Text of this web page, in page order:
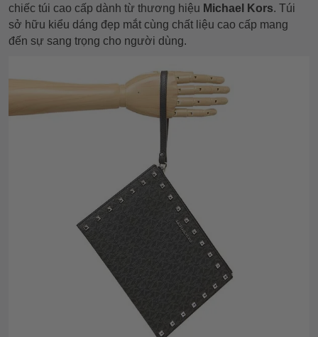
chiếc túi cao cấp dành từ thương hiệu Michael Kors. Túi
sở hữu kiểu dáng đẹp mắt cùng chất liệu cao cấp mang
đến sự sang trọng cho người dùng.